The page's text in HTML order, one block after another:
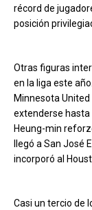
récord de
posición
Otras figuras
en la liga este
Minnesota
extenderse hasta
Heung-min
llegó a San José
incorporó al
Casi un tercio de